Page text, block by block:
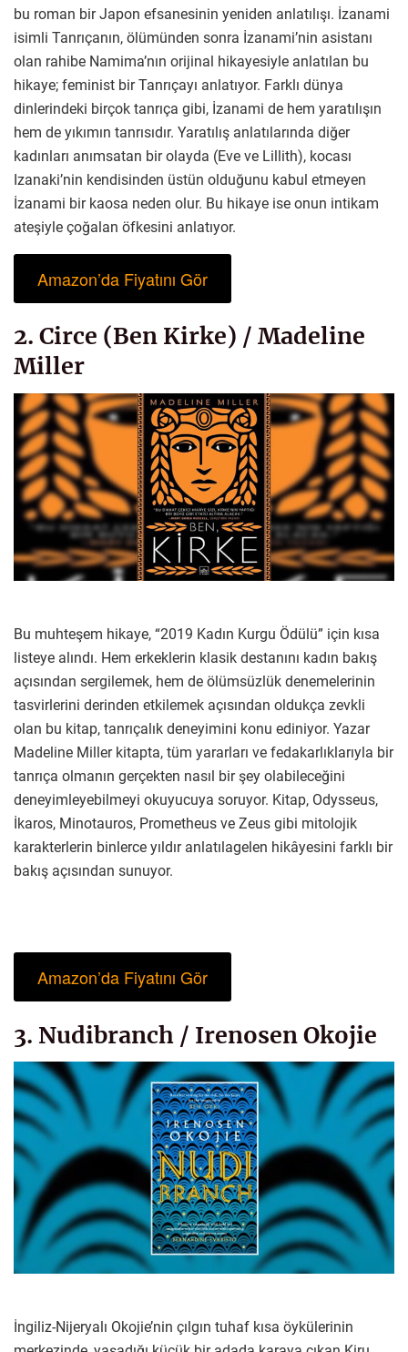
bu roman bir Japon efsanesinin yeniden anlatılışı. İzanami
isimli Tanrıçanın, ölümünden sonra İzanami’nin asistanı
olan rahibe Namima’nın orijinal hikayesiyle anlatılan bu
hikaye; feminist bir Tanrıçayı anlatıyor. Farklı dünya
dinlerindeki birçok tanrıça gibi, İzanami de hem yaratılışın
hem de yıkımın tanrısıdır. Yaratılış anlatılarında diğer
kadınları anımsatan bir olayda (Eve ve Lillith), kocası
Izanaki’nin kendisinden üstün olduğunu kabul etmeyen
İzanami bir kaosa neden olur. Bu hikaye ise onun intikam
ateşiyle çoğalan öfkesini anlatıyor.
Amazon’da Fiyatını Gör
2. Circe (Ben Kirke) / Madeline
Miller
Bu muhteşem hikaye, “2019 Kadın Kurgu Ödülü” için kısa
listeye alındı. Hem erkeklerin klasik destanını kadın bakış
açısından sergilemek, hem de ölümsüzlük denemelerinin
tasvirlerini derinden etkilemek açısından oldukça zevkli
olan bu kitap, tanrıçalık deneyimini konu ediniyor. Yazar
Madeline Miller kitapta, tüm yararları ve fedakarlıklarıyla bir
tanrıça olmanın gerçekten nasıl bir şey olabileceğini
deneyimleyebilmeyi okuyucuya soruyor. Kitap, Odysseus,
İkaros, Minotauros, Prometheus ve Zeus gibi mitolojik
karakterlerin binlerce yıldır anlatılagelen hikâyesini farklı bir
bakış açısından sunuyor.
Amazon’da Fiyatını Gör
3. Nudibranch / Irenosen Okojie
İngiliz-Nijeryalı Okojie’nin çılgın tuhaf kısa öykülerinin